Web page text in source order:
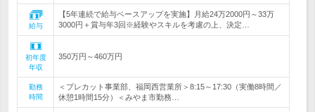
給与
【5年連続で給与ベースアップを実施】月給24万2000円～33万
3000円＋賞与年3回※経験やスキルを考慮の上、決定…
初年度
年収
350万円～460万円
勤務
時間
＜プレカット事業部、福岡西営業所＞8:15～17:30（実働8時間／
休憩1時間15分）＜みやま市勤務…